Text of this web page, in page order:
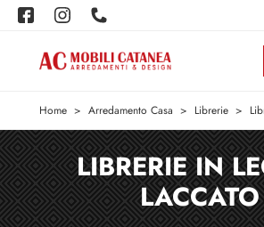
Home > Arredamento Casa > Librerie >
LIBRERIE IN
LACCATO